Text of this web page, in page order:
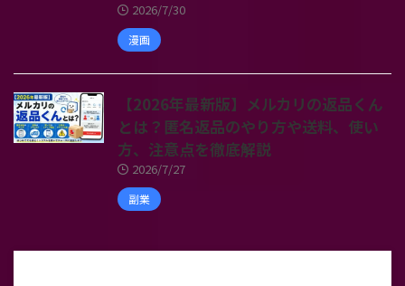
2026/7/30
漫画
【2026年最新版】メルカリの返品くん
とは？匿名返品のやり方や送料、使い
方、注意点を徹底解説
2026/7/27
副業